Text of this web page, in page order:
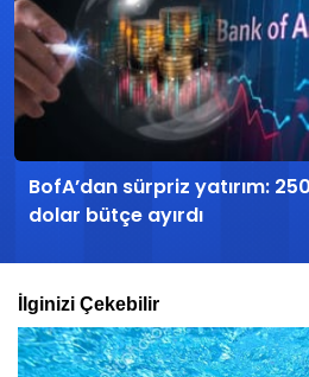
BofA’dan sürpriz yatırım:
dolar bütçe ayırdı